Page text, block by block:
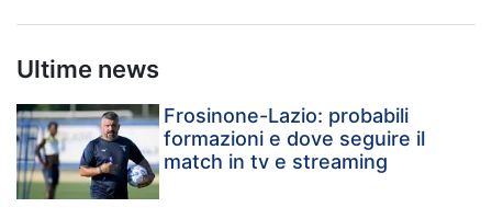
Ultime news
Frosinone-Lazio: probabili
formazioni e dove seguire il
match in tv e streaming